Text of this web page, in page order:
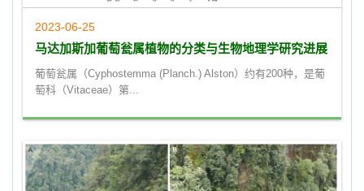
2023-06-25
马达加斯加葡萄瓮属植物的分类与生物地理学研究进展
葡萄瓮属（Cyphostemma (Planch.) Alston）约有200种，是葡
萄科（Vitaceae）第...